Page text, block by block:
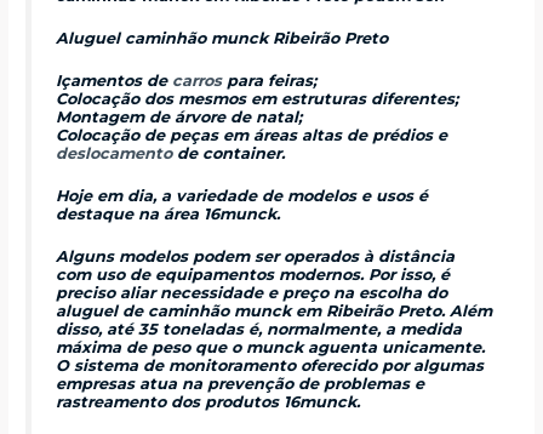
Aluguel caminhão munck Ribeirão Preto
Içamentos de carrospara feiras;
Colocação dos mesmos em estruturas diferentes;
Montagem de árvore de natal;
Colocação de peças em áreas altas de prédios e
deslocamentode container.
Hoje em dia, a variedade de modelos e usos é
destaque na área 16munck.
Alguns modelos podem ser operados à distância
com uso de equipamentos modernos. Por isso, é
preciso aliar necessidade e preço na escolha do
aluguel de caminhão munck em Ribeirão Preto. Além
disso, até 35 toneladas é, normalmente, a medida
máxima de peso que o munck aguenta unicamente.
O sistema de monitoramento oferecido por algumas
empresas atua na prevenção de problemas e
rastreamento dos produtos 16munck.